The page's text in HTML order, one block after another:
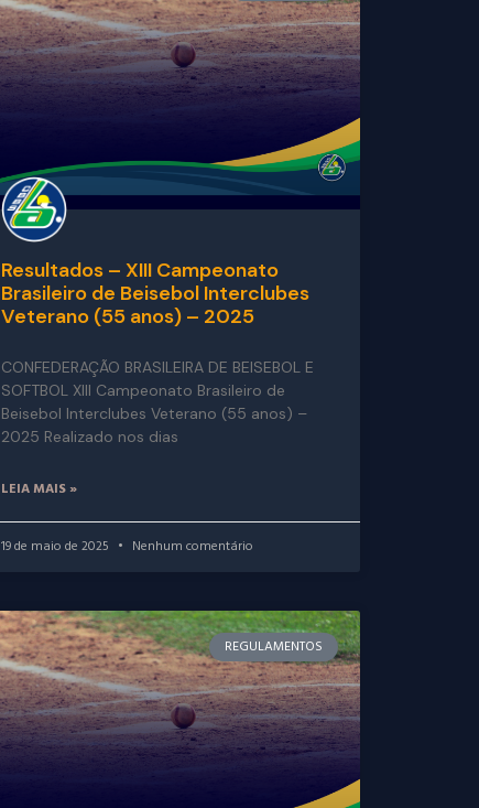
Resultados – XIII Campeonato
Brasileiro de Beisebol Interclubes
Veterano (55 anos) – 2025
CONFEDERAÇÃO BRASILEIRA DE BEISEBOL E
SOFTBOL XIII Campeonato Brasileiro de
Beisebol Interclubes Veterano (55 anos) –
2025 Realizado nos dias
LEIA MAIS »
19 de maio de 2025 Nenhum comentário
REGULAMENTOS